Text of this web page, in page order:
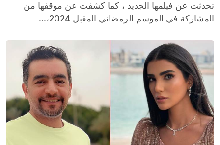
تحدثت عن فيلمها الجديد ، كما كشفت عن موقفها من
المشاركة في الموسم الرمضاني المقبل 2024،...